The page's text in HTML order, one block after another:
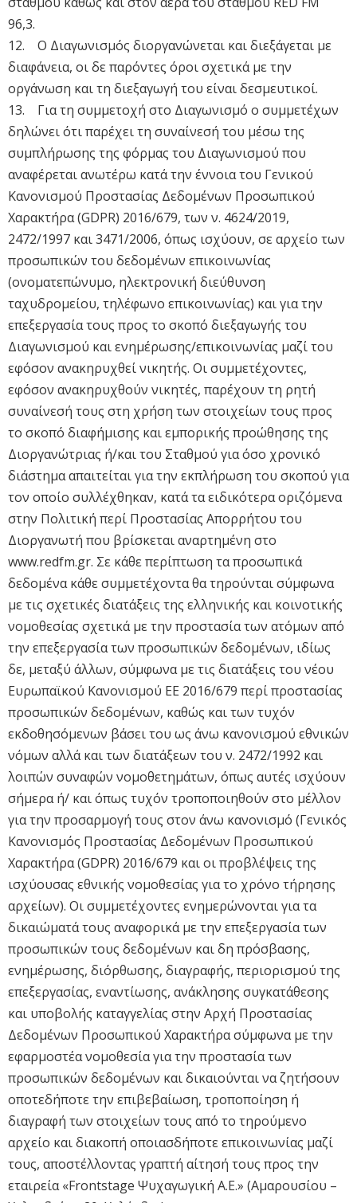
96,3.
12. Ο Διαγωνισμός διοργανώνεται και διεξάγεται με
διαφάνεια, οι δε παρόντες όροι σχετικά με την
οργάνωση και τη διεξαγωγή του είναι δεσμευτικοί.
13. Για τη συμμετοχή στο Διαγωνισμό ο συμμετέχων
δηλώνει ότι παρέχει τη συναίνεσή του μέσω της
συμπλήρωσης της φόρμας του Διαγωνισμού που
αναφέρεται ανωτέρω κατά την έννοια του Γενικού
Κανονισμού Προστασίας Δεδομένων Προσωπικού
Χαρακτήρα (GDPR) 2016/679, των ν. 4624/2019,
2472/1997 και 3471/2006, όπως ισχύουν, σε αρχείο των
προσωπικών του δεδομένων επικοινωνίας
(ονοματεπώνυμο, ηλεκτρονική διεύθυνση
ταχυδρομείου, τηλέφωνο επικοινωνίας) και για την
επεξεργασία τους προς το σκοπό διεξαγωγής του
Διαγωνισμού και ενημέρωσης/επικοινωνίας μαζί του
εφόσον ανακηρυχθεί νικητής. Οι συμμετέχοντες,
εφόσον ανακηρυχθούν νικητές, παρέχουν τη ρητή
συναίνεσή τους στη χρήση των στοιχείων τους προς
το σκοπό διαφήμισης και εμπορικής προώθησης της
Διοργανώτριας ή/και του Σταθμού για όσο χρονικό
διάστημα απαιτείται για την εκπλήρωση του σκοπού για
τον οποίο συλλέχθηκαν, κατά τα ειδικότερα οριζόμενα
στην Πολιτική περί Προστασίας Απορρήτου του
Διοργανωτή που βρίσκεται αναρτημένη στο
www.redfm.gr. Σε κάθε περίπτωση τα προσωπικά
δεδομένα κάθε συμμετέχοντα θα τηρούνται σύμφωνα
με τις σχετικές διατάξεις της ελληνικής και κοινοτικής
νομοθεσίας σχετικά με την προστασία των ατόμων από
την επεξεργασία των προσωπικών δεδομένων, ιδίως
δε, μεταξύ άλλων, σύμφωνα με τις διατάξεις του νέου
Ευρωπαϊκού Κανονισμού ΕΕ 2016/679 περί προστασίας
προσωπικών δεδομένων, καθώς και των τυχόν
εκδοθησόμενων βάσει του ως άνω κανονισμού εθνικών
νόμων αλλά και των διατάξεων του ν. 2472/1992 και
λοιπών συναφών νομοθετημάτων, όπως αυτές ισχύουν
σήμερα ή/ και όπως τυχόν τροποποιηθούν στο μέλλον
για την προσαρμογή τους στον άνω κανονισμό (Γενικός
Κανονισμός Προστασίας Δεδομένων Προσωπικού
Χαρακτήρα (GDPR) 2016/679 και οι προβλέψεις της
ισχύουσας εθνικής νομοθεσίας για το χρόνο τήρησης
αρχείων). Οι συμμετέχοντες ενημερώνονται για τα
δικαιώματά τους αναφορικά με την επεξεργασία των
προσωπικών τους δεδομένων και δη πρόσβασης,
ενημέρωσης, διόρθωσης, διαγραφής, περιορισμού της
επεξεργασίας, εναντίωσης, ανάκλησης συγκατάθεσης
και υποβολής καταγγελίας στην Αρχή Προστασίας
Δεδομένων Προσωπικού Χαρακτήρα σύμφωνα με την
εφαρμοστέα νομοθεσία για την προστασία των
προσωπικών δεδομένων και δικαιούνται να ζητήσουν
οποτεδήποτε την επιβεβαίωση, τροποποίηση ή
διαγραφή των στοιχείων τους από το τηρούμενο
αρχείο και διακοπή οποιασδήποτε επικοινωνίας μαζί
τους, αποστέλλοντας γραπτή αίτησή τους προς την
εταιρεία «Frontstage Ψυχαγωγική Α.Ε.» (Αμαρουσίου –